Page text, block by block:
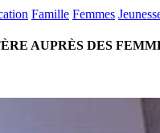
Famille Femmes
AUPRÈS DES